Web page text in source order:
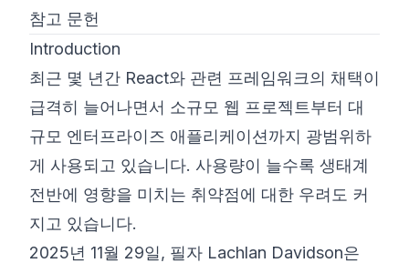
참고 문헌
Introduction
최근 몇 년간 React와 관련 프레임워크의 채택이
급격히 늘어나면서 소규모 웹 프로젝트부터 대
규모 엔터프라이즈 애플리케이션까지 광범위하
게 사용되고 있습니다. 사용량이 늘수록 생태계
전반에 영향을 미치는 취약점에 대한 우려도 커
지고 있습니다.
2025년 11월 29일, 필자 Lachlan Davidson은